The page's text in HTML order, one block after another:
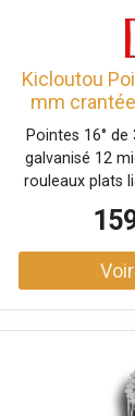
Kicloutou
mm
rouleaux
Pointes 16°
galvanisé 12
rouleaux plats